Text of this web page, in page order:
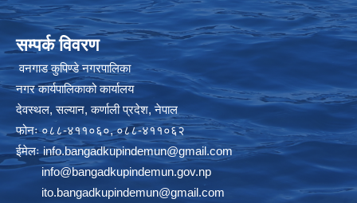
सम्पर्क विवरण
वनगाड कुपिण्डे नगरपालिका
नगर कार्यपालिकाको कार्यालय
देवस्थल, सल्यान, कर्णाली प्रदेश, नेपाल
फोनः ०८८-४११०६०, ०८८-४११०६२
ईमेलःinfo.bangadkupindemun@gmail.com
info@bangadkupindemun.gov.np
ito.bangadkupindemun@gmail.com